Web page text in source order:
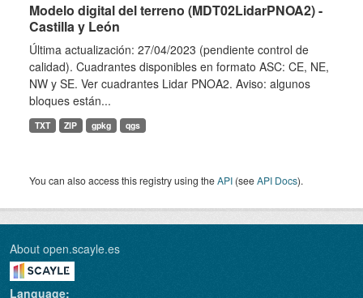
Modelo digital del terreno (MDT02LidarPNOA2) -
Castilla y León
Última actualización: 27/04/2023 (pendiente control de
calidad). Cuadrantes disponibles en formato ASC: CE, NE,
NW y SE. Ver cuadrantes Lidar PNOA2. Aviso: algunos
bloques están...
TXT ZIP gpkg qgs
You can also access this registry using theAPI (seeAPI Docs).
About open.scayle.es
Language